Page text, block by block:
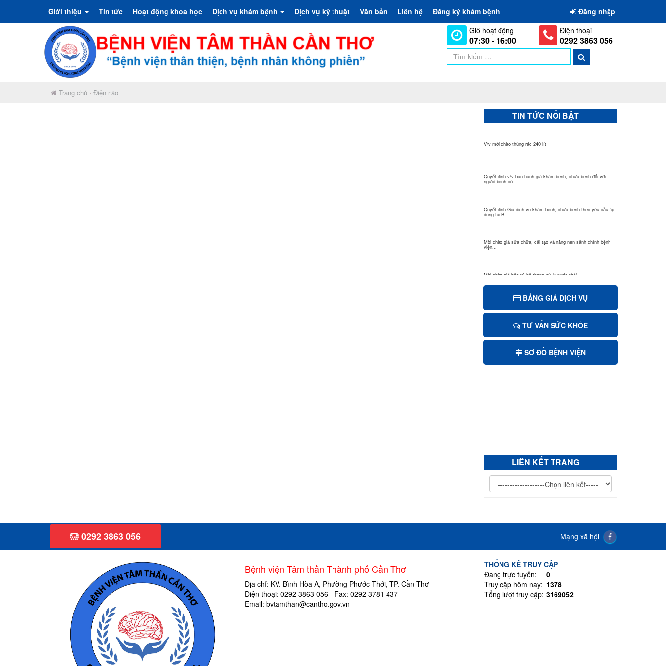
Giới thiệu Tin tức Hoạt động khoa học Dịch vụ khám bệnh Dịch vụ kỹ thuật Văn bản Liên hệ Đăng ký khám bệnh
Đăng nhập
Giờ hoạt động
07:30 - 16:00
Điện thoại
0292 3863 056
Trang chủ › Điện não
TIN TỨC NỔI BẬT
người bệnh có...
dụng tại B...
viện...
Mời chào giá cắt tỉa cây xanh
V/v mời chào giá sửa chữa, vệ sinh đánh bóng giường bệnh
inox...
BẢNG GIÁ DỊCH VỤ
TƯ VẤN SỨC KHỎE
SƠ ĐỒ BỆNH VIỆN
LIÊN KẾT TRANG
0292 3863 056 Mạng xã hội
Bệnh viện Tâm thần Thành phố Cần Thơ
Địa chỉ: KV. Bình Hòa A, Phường Phước Thới, TP. Cần Thơ
Điện thoại: 0292 3863 056 - Fax: 0292 3781 437
Email: bvtamthan@cantho.gov.vn
THỐNG KÊ TRUY CẬP
Đang trực tuyến:
0
Truy cập hôm nay: 1378
Tổng lượt truy cập: 3169052